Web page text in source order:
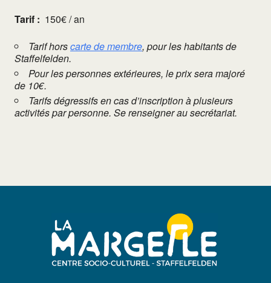
Tarif : 150€ / an
Tarif horscarte de membre, pour les habitants de
Staffelfelden.
Pour les personnes extérieures, le prix sera majoré
de 10€.
Tarifs dégressifs en cas d’inscription à plusieurs
activités par personne. Se renseigner au secrétariat.